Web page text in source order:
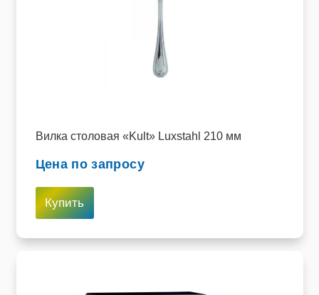
Вилка столовая «Kult» Luxstahl 210 мм
Цена по запросу
Купить